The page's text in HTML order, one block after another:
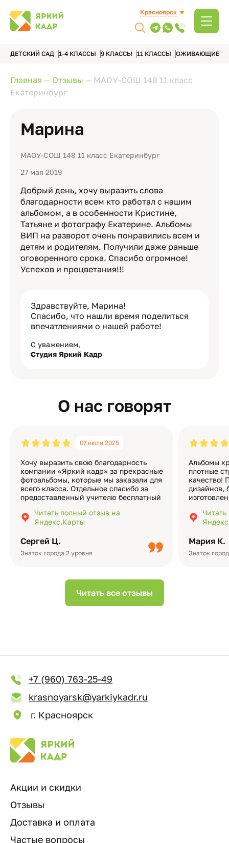
Красноярск
ДЕТСКИЙ САД 1-4 КЛАССЫ 9 КЛАССЫ 11 КЛАССЫ ОЖИВАЮЩИЕ
Главная — Отзывы — МАОУ-СОШ 148 11 класс
Екатеринбург
Марина
МАОУ-СОШ 148 11 класс Екатеринбург
27 мая 2019
Добрый день, хочу выразить слова
благодарности всем кто работал с нашим
альбомом, а в особенности Кристине,
Татьяне и фотографу Екатерине. Альбомы
ВИП на разворот очень понравились всем и
детям и родителям. Получили даже раньше
оговоренного срока. Спасибо огромное!
Успехов и процветания!!!
Здравствуйте, Марина!
Спасибо, что нашли время поделиться
впечатлениями о нашей работе!
С уважением,
Студия Яркий Кадр
О нас говорят
Сергей Ц.
Знаток города 2 уровня
07 июля 2025
Хочу выразить свою благодарность
компании «Яркий кадр» за прекрасные
фотоальбомы, которые мы заказали для
всего класса. Отдельное спасибо за
предоставленный учителю бесплатный
подчёркивает значимость события.
Качество альбомов на высшем уровне:
Читать полный отзыв на
Яндекс.Карты
Мария К.
Знаток
Альбомы
плотные
качество!
дизайнов,
добавить
видео с
Читать все отзывы
+7 (960) 763-25-49
krasnoyarsk@yarkiykadr.ru
г. Красноярск
Акции и скидки
Отзывы
Доставка и оплата
Частые вопросы